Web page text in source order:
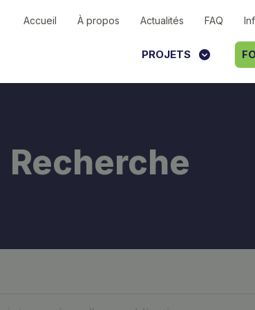
Accueil À propos Actualités FAQ
PROJETS
Recherche